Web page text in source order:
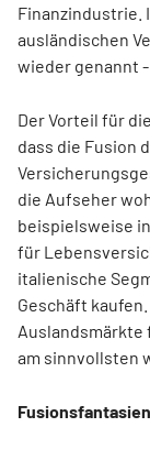
Finanzindustrie.
ausländischen
wieder genannt
Der Vorteil für
dass die Fusion
die Aufseher
beispielsweise
für
italienische
Geschäft
Auslandsmärkte
am sinnvollsten